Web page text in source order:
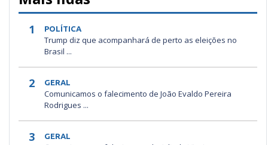
1 POLÍTICA
Trump diz que acompanhará de perto as eleições no
Brasil ...
2 GERAL
Comunicamos o falecimento de João Evaldo Pereira
Rodrigues ...
3 GERAL